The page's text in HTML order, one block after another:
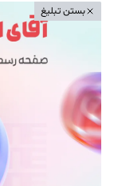
بستن تبلیغ